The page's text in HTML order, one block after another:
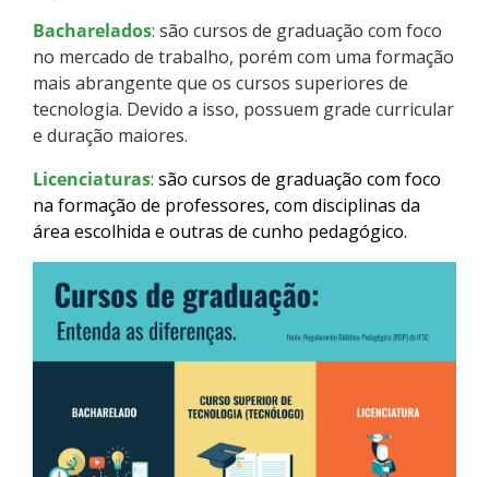
Resultados
Como posso estudar no IFSC?
Calendário de inscrições
Processos Seletivos
Cotas
Orientações para comprovação de cotas
Bacharelados: são cursos de graduação com foco
no mercado de trabalho, porém com uma formação
mais abrangente que os cursos superiores de
tecnologia. Devido a isso, possuem grade curricular
e duração maiores.
Licenciaturas: são cursos de graduação com foco
na formação de professores, com disciplinas da
área escolhida e outras de cunho pedagógico.